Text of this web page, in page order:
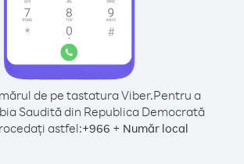
de pe tastatura Viber.Pentru a
Saudită din Republica Democrată
astfel:+966 + Număr local